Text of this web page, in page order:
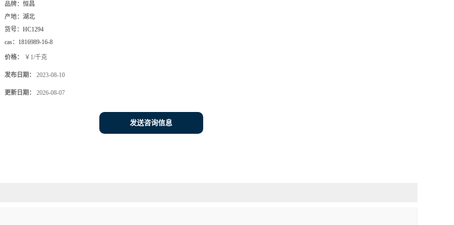
品牌： 恒昌
产地： 湖北
货号： HC1294
cas： 1816989-16-8
价格： ￥1/千克
发布日期： 2023-08-10
更新日期： 2026-08-07
发送咨询信息